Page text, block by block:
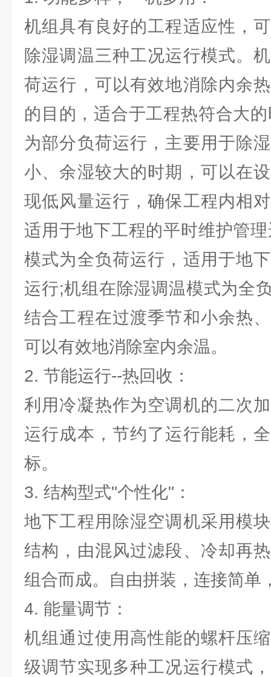
机组具有良好的工程适应性，
除湿调温三种工况运行模式。
荷运行，可以有效地消除内余
的目的，适合于工程热符合大
为部分负荷运行，主要用于除
小、余湿较大的时期，可以在
现低风量运行，确保工程内相
适用于地下工程的平时维护管
模式为全负荷运行，适用于地
运行;机组在除湿调温模式为全
结合工程在过渡季节和小余热
可以有效地消除室内余温。
2. 节能运行--热回收：
利用冷凝热作为空调机的二次
运行成本，节约了运行能耗，
标。
3. 结构型式"个性化"：
地下工程用除湿空调机采用模
结构，由混风过滤段、冷却再
组合而成。自由拼装，连接简单
4. 能量调节：
机组通过使用高性能的螺杆压
级调节实现多种工况运行模式